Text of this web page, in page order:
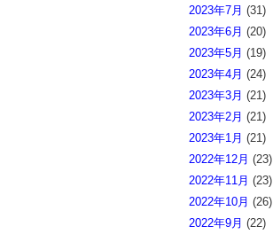
2023年7月 (31)
2023年6月 (20)
2023年5月 (19)
2023年4月 (24)
2023年3月 (21)
2023年2月 (21)
2023年1月 (21)
2022年12月 (23)
2022年11月 (23)
2022年10月 (26)
2022年9月 (22)